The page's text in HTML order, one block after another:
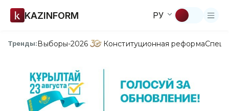
KAZINFORM РУ
Тренды:Выборы-2026 Конституционная реформа